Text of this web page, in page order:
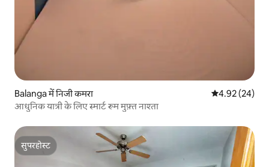
Balanga में निजी कमरा औसत रेटिंग 5 में
4.92 (24)
आधुनिक यात्री के लिए स्मार्ट रूम मुफ़्त नाश्ता
सुपरहोस्ट
सुपरहोस्ट